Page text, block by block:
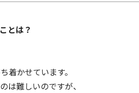
とは？
着かせています。
は難しいのですが、